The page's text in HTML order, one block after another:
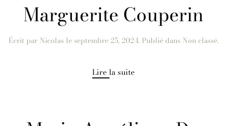
Marguerite Couperin
Écrit par Nicolasleseptembre 25, 2024. Publié dans Non classé.
Lire la suite